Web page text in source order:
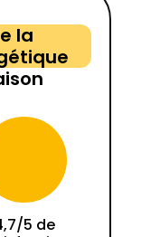
la
5 de